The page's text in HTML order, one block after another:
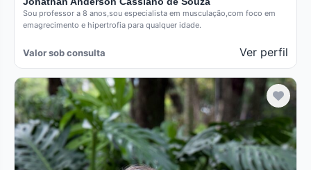
Sou professor a 8 anos,sou especialista em musculação,com foco em
emagrecimento e hipertrofia para qualquer idade.
Valor sob consulta Ver perfil